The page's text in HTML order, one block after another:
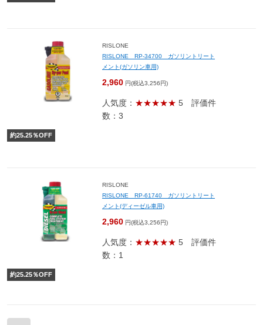
RISLONE
RISLONE RP-34700 ガソリントリート
メント(ガソリン車用)
2,960 円(税込3,256円)
人気度： ★★★★★ 5 評価件
数：3
約25.25％OFF
RISLONE
RISLONE RP-61740 ガソリントリート
メント(ディーゼル車用)
2,960 円(税込3,256円)
人気度： ★★★★★ 5 評価件
数：1
約25.25％OFF